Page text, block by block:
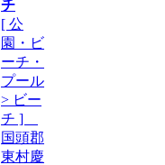
チ
[ 公
園・ビ
ーチ・
プール
> ビー
チ ]
国頭郡
東村慶